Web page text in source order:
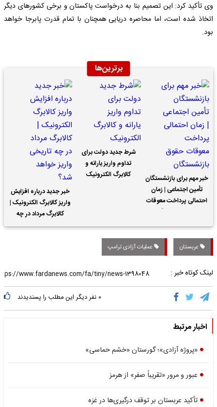
وی تأکید کرد: این تصمیم بنا به درخواست پاکستان و برخی کشورهای دیگر
اتخاذ شده است، اما محاصره دریایی همچنان با تمام قدرت پابرجا خواهد
بود.
برترین‌ها
خبر مهم برای بازنشستگان
تأمین اجتماعی | زمان
احتمالی پرداخت معوقات
شرط جدید دولت برای
تداوم واریز یارانه و
کالابرگ الکترونیک
خبر جدید درباره افزایش
واریز کالابرگ الکترونیک |
کالابرگ مرداد در چه
تاریخی واریز خواهد شد؟
عربستان عملیات آزادی ترامپ
لینک کوتاه خبر :
۰ نفر دیگر این مطلب را پسندیدند
اخبار مرتبط
«پروژه آزادی»؛ گورستان «خشم حماسی»
عبور و مرور «تقریباً صفر» از هرمز
تأکید عربستان بر توقف درگیری‌ها در غزه